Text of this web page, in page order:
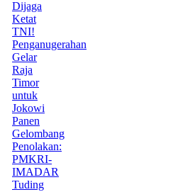
Dijaga
Ketat
TNI!
Penganugerahan
Gelar
Raja
Timor
untuk
Jokowi
Panen
Gelombang
Penolakan:
PMKRI-
IMADAR
Tuding